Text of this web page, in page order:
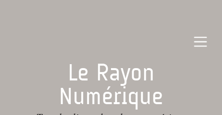
Le Rayon
Numérique